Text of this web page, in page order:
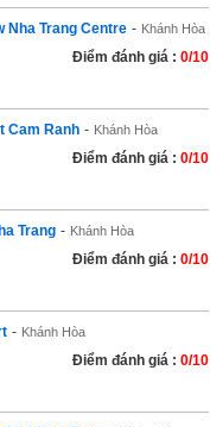
Nha Trang Centre - Khánh Hòa
Điểm đánh giá : 0/10
Cam Ranh - Khánh Hòa
Điểm đánh giá : 0/10
Trang - Khánh Hòa
Điểm đánh giá : 0/10
- Khánh Hòa
Điểm đánh giá : 0/10